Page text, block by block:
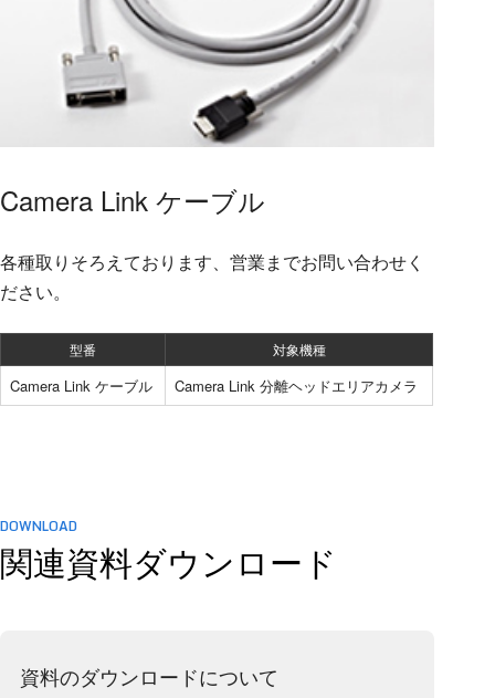
Camera Link ケーブル
各種取りそろえております、営業までお問い合わせく
ださい。
型番 対象機種
Camera Link ケーブル Camera Link 分離ヘッドエリアカメラ
DOWNLOAD
関連資料ダウンロード
資料のダウンロードについて